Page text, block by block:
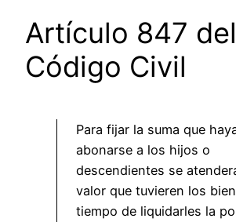
Artículo 847 del
Código Civil
Para fijar la suma que
abonarse a los hijos o
descendientes se
valor que tuvieren los
tiempo de liquidarles la